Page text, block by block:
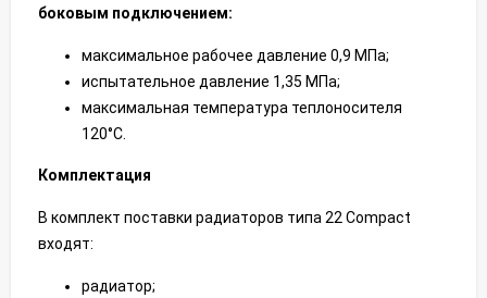
боковым подключением:
максимальное рабочее давление 0,9 МПа;
испытательное давление 1,35 МПа;
максимальная температура теплоносителя
120°С.
Комплектация
В комплект поставки радиаторов типа 22 Compact
входят:
радиатор;